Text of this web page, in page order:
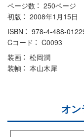
ページ数
250ページ
初版
2008年1月15日
ISBN
978-4-488-
Cコード
C0093
装画
松岡潤
装幀
本山木犀
オ